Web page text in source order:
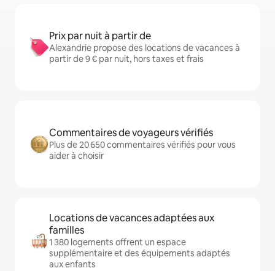
Prix par nuit à partir de
Alexandrie propose des locations de vacances à
partir de 9 € par nuit, hors taxes et frais
Commentaires de voyageurs vérifiés
Plus de 20 650 commentaires vérifiés pour vous
aider à choisir
Locations de vacances adaptées aux
familles
1 380 logements offrent un espace
supplémentaire et des équipements adaptés
aux enfants